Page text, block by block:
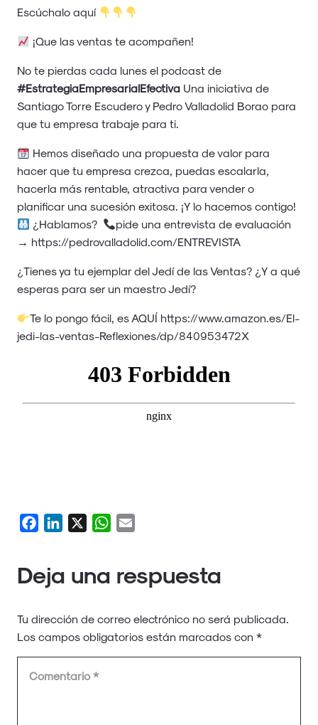
Escúchalo aquí
¡Que las ventas te acompañen!
No te pierdas cada lunes el podcast de
#EstrategiaEmpresarialEfectiva Una iniciativa de
Santiago Torre Escudero y Pedro Valladolid Borao para
que tu empresa trabaje para ti.
Hemos diseñado una propuesta de valor para
hacer que tu empresa crezca, puedas escalarla,
hacerla más rentable, atractiva para vender o
planificar una sucesión exitosa. ¡Y lo hacemos contigo!
¿Hablamos?
pide una entrevista de evaluación
→ https://pedrovalladolid.com/ENTREVISTA
¿Tienes ya tu ejemplar del Jedí de las Ventas? ¿Y a qué
esperas para ser un maestro Jedí?
Te lo pongo fácil, es AQUÍ https://www.amazon.es/El-
jedi-las-ventas-Reflexiones/dp/840953472X
FacebookLinkedIn WhatsApp
Deja una respuesta
Tu dirección de correo electrónico no será publicada.
Los campos obligatorios están marcados con *